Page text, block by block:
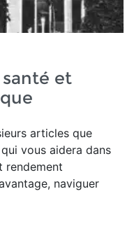
et
articles que
vous aidera dans
rendement
naviguer